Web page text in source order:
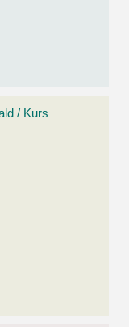
/ Kurs